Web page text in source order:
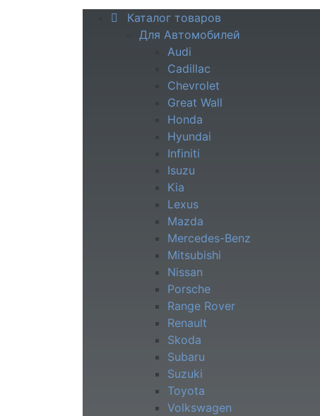
Каталог товаров
Для Автомобилей
Audi
Cadillac
Chevrolet
Great Wall
Honda
Hyundai
Infiniti
Isuzu
Kia
Lexus
Mazda
Mercedes-Benz
Mitsubishi
Nissan
Porsche
Range Rover
Renault
Skoda
Subaru
Suzuki
Toyota
Volkswagen